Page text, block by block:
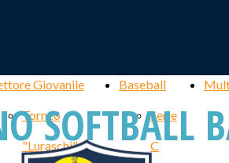
Giovanile
Torneo
"Luraschi"
Baseball
Serie
C
SOFTBALL